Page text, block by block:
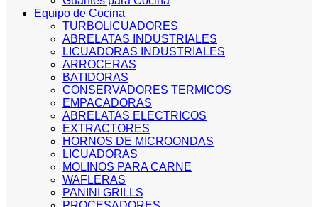
Equipo de Cocina
TURBOLICUADORES
ABRELATAS INDUSTRIALES
LICUADORAS INDUSTRIALES
ARROCERAS
BATIDORAS
CONSERVADORES TERMICOS
EMPACADORAS
ABRELATAS ELECTRICOS
EXTRACTORES
HORNOS DE MICROONDAS
LICUADORAS
MOLINOS PARA CARNE
WAFLERAS
PANINI GRILLS